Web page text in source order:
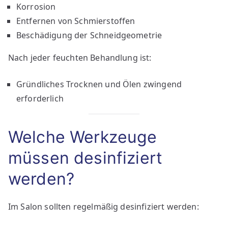
Korrosion
Entfernen von Schmierstoffen
Beschädigung der Schneidgeometrie
Nach jeder feuchten Behandlung ist:
Gründliches Trocknen und Ölen zwingend
erforderlich
Welche Werkzeuge
müssen desinfiziert
werden?
Im Salon sollten regelmäßig desinfiziert werden: